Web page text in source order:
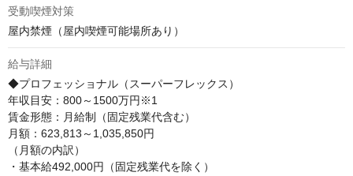
受動喫煙対策
屋内禁煙（屋内喫煙可能場所あり）
給与詳細
◆プロフェッショナル（スーパーフレックス）
年収目安：800～1500万円※1
賃金形態：月給制（固定残業代含む）
月額：623,813～1,035,850円
（月額の内訳）
・基本給492,000円（固定残業代を除く）